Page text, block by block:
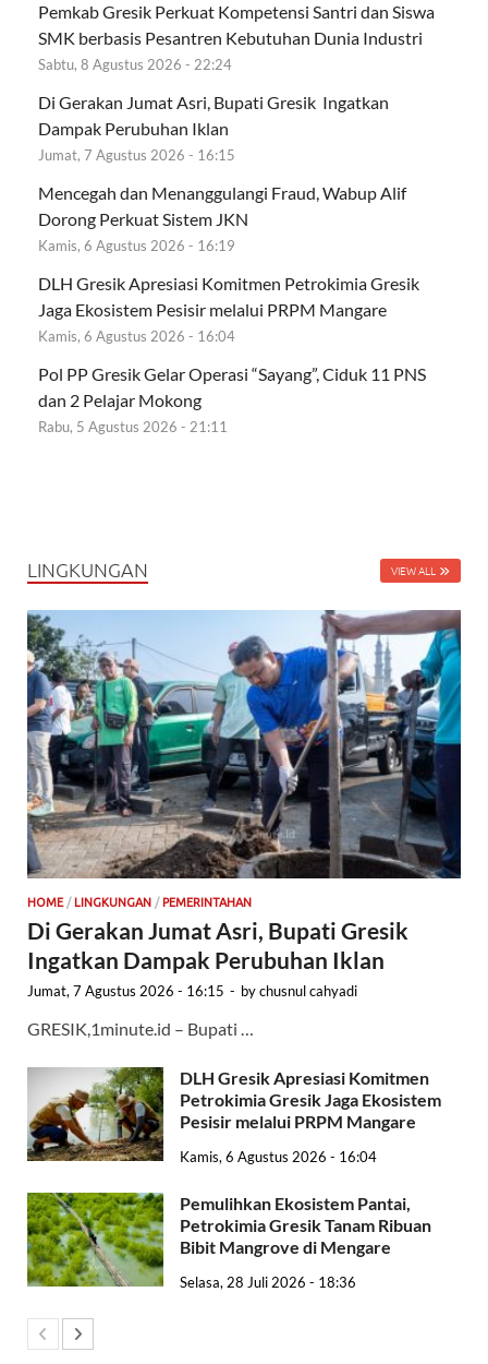
Pemkab Gresik Perkuat Kompetensi Santri dan Siswa
SMK berbasis Pesantren Kebutuhan Dunia Industri
Sabtu, 8 Agustus 2026 - 22:24
Di Gerakan Jumat Asri, Bupati Gresik Ingatkan
Dampak Perubuhan Iklan
Jumat, 7 Agustus 2026 - 16:15
Mencegah dan Menanggulangi Fraud, Wabup Alif
Dorong Perkuat Sistem JKN
Kamis, 6 Agustus 2026 - 16:19
DLH Gresik Apresiasi Komitmen Petrokimia Gresik
Jaga Ekosistem Pesisir melalui PRPM Mangare
Kamis, 6 Agustus 2026 - 16:04
Pol PP Gresik Gelar Operasi “Sayang”, Ciduk 11 PNS
dan 2 Pelajar Mokong
Rabu, 5 Agustus 2026 - 21:11
LINGKUNGAN VIEW ALL
HOME / LINGKUNGAN / PEMERINTAHAN
Di Gerakan Jumat Asri, Bupati Gresik
Ingatkan Dampak Perubuhan Iklan
Jumat, 7 Agustus 2026 - 16:15 - bychusnul cahyadi
GRESIK,1minute.id – Bupati …
DLH Gresik Apresiasi Komitmen
Petrokimia Gresik Jaga Ekosistem
Pesisir melalui PRPM Mangare
Kamis, 6 Agustus 2026 - 16:04
Pemulihkan Ekosistem Pantai,
Petrokimia Gresik Tanam Ribuan
Bibit Mangrove di Mengare
Selasa, 28 Juli 2026 - 18:36